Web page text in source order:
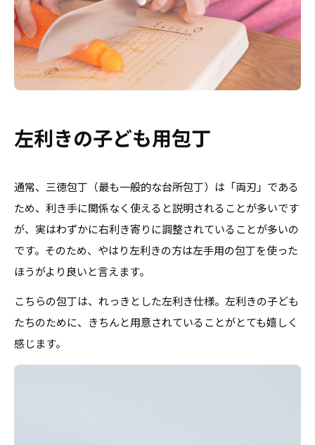
左利きの子ども用包丁
通常、三徳包丁（最も一般的な台所包丁）は「両刃」である
ため、利き手に関係なく使えると説明されることが多いです
が、実はわずかに右利き寄りに調整されていることが多いの
です。そのため、やはり左利きの方は左手用の包丁を使った
ほうがより良いと言えます。
こちらの包丁は、れっきとした左利き仕様。左利きの子ども
たちのために、きちんと用意されていることがとても嬉しく
感じます。